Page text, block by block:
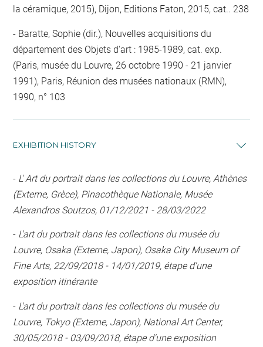
la céramique, 2015), Dijon, Editions Faton, 2015, cat.. 238
Baratte, Sophie (dir.), Nouvelles acquisitions du
département des Objets d'art : 1985-1989, cat. exp.
(Paris, musée du Louvre, 26 octobre 1990 - 21 janvier
1991), Paris, Réunion des musées nationaux (RMN),
1990, n° 103
EXHIBITION HISTORY
- L' Art du portrait dans les collections du Louvre, Athènes
(Externe, Grèce), Pinacothèque Nationale, Musée
Alexandros Soutzos, 01/12/2021 - 28/03/2022
- L'art du portrait dans les collections du musée du
Louvre, Osaka (Externe, Japon), Osaka City Museum of
Fine Arts, 22/09/2018 - 14/01/2019, étape d'une
exposition itinérante
- L'art du portrait dans les collections du musée du
Louvre, Tokyo (Externe, Japon), National Art Center,
30/05/2018 - 03/09/2018, étape d'une exposition